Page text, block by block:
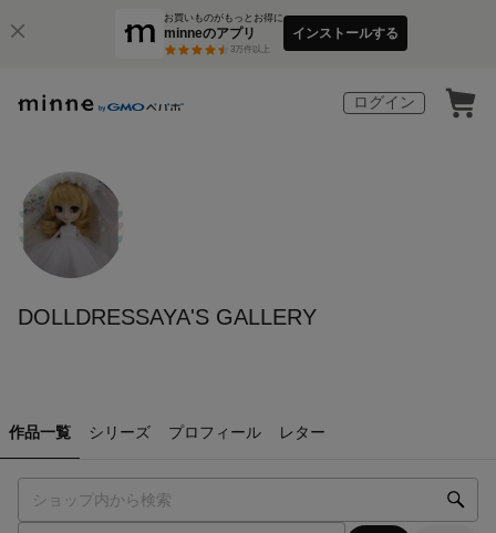
お買いものがもっとお得に
minneのアプリ
3万件以上
インストールする
ログイン
DOLLDRESSAYA'S GALLERY
作品一覧 シリーズ プロフィール レター